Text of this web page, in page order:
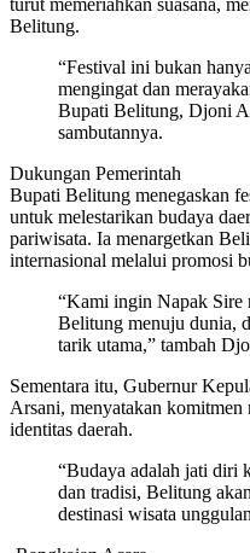
Belitung.
“Festival ini bukan
mengingat dan
Bupati Belitung, Djoni
sambutannya.
Dukungan Pemerintah
Bupati Belitung menegaskan
untuk melestarikan budaya
pariwisata. Ia menargetkan
internasional melalui promosi
“Kami ingin Napak Sire
Belitung menuju dunia,
tarik utama,” tambah
Sementara itu, Gubernur
Arsani, menyatakan komitmen
identitas daerah.
“Budaya adalah jati diri
dan tradisi, Belitung
destinasi wisata